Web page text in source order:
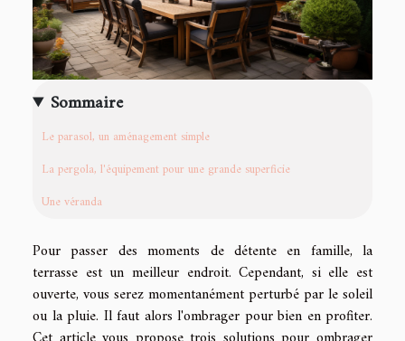
Sommaire
Le parasol, un aménagement simple
La pergola, l'équipement pour une grande superficie
Une véranda
Pour passer des moments de détente en famille, la
terrasse est un meilleur endroit. Cependant, si elle est
ouverte, vous serez momentanément perturbé par le soleil
ou la pluie. Il faut alors l'ombrager pour bien en profiter.